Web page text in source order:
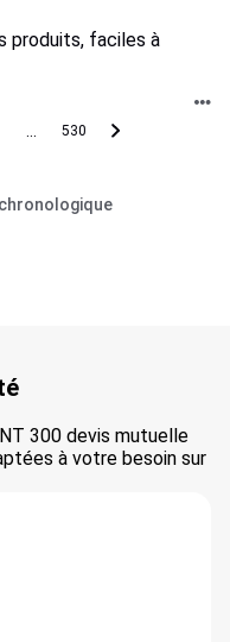
produits, faciles à
530
300 devis mutuelle
à votre besoin sur